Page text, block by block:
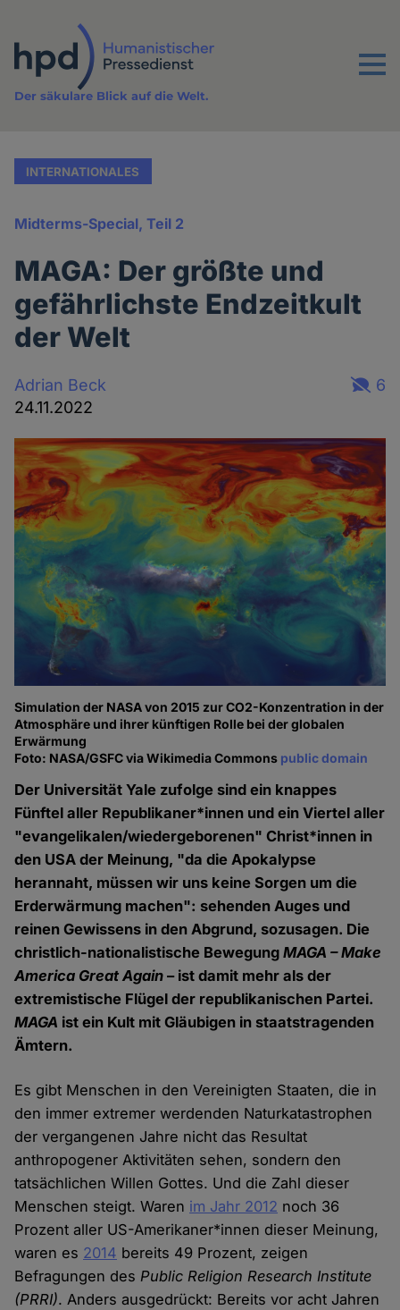
Inhalt
Menu
Der säkulare Blick auf die Welt.
INTERNATIONALES
Midterms-Special, Teil 2
MAGA: Der größte und
gefährlichste Endzeitkult
der Welt
Adrian Beck
24.11.2022
6
Simulation der NASA von 2015 zur CO2-Konzentration in der
Atmosphäre und ihrer künftigen Rolle bei der globalen
Erwärmung
Foto: NASA/GSFC via Wikimedia Commons public domain
Der Universität Yale zufolge sind ein knappes
Fünftel aller Republikaner*innen und ein Viertel aller
"evangelikalen/wiedergeborenen" Christ*innen in
den USA der Meinung, "da die Apokalypse
herannaht, müssen wir uns keine Sorgen um die
Erderwärmung machen": sehenden Auges und
reinen Gewissens in den Abgrund, sozusagen. Die
christlich-nationalistische BewegungMAGA – Make
America Great Again – ist damit mehr als der
extremistische Flügel der republikanischen Partei.
MAGA ist ein Kult mit Gläubigen in staatstragenden
Ämtern.
Es gibt Menschen in den Vereinigten Staaten, die in
den immer extremer werdenden Naturkatastrophen
der vergangenen Jahre nicht das Resultat
anthropogener Aktivitäten sehen, sondern den
tatsächlichen Willen Gottes. Und die Zahl dieser
Menschen steigt. Waren im Jahr 2012 noch 36
Prozent aller US-Amerikaner*innen dieser Meinung,
waren es 2014 bereits 49 Prozent, zeigen
Befragungen desPublic Religion Research Institute
(PRRI). Anders ausgedrückt: Bereits vor acht Jahren